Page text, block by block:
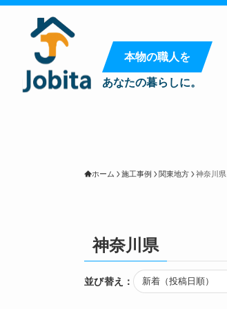
本物の職人を
あなたの暮らしに。
ホーム 施工事例 関東地方 神奈川県
神奈川県
並び替え：